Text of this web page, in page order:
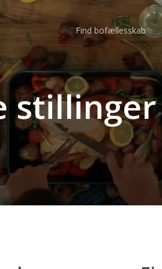
Find bofællesskab